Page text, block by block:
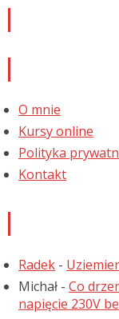
O mnie
Kursy online
Polityka
Kontakt
Radek -
Michał - Co
napięcie 230V